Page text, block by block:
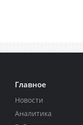
Главное
Новости
Аналитика